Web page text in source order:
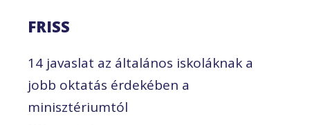
FRISS
14 javaslat az általános iskoláknak a
jobb oktatás érdekében a
minisztériumtól